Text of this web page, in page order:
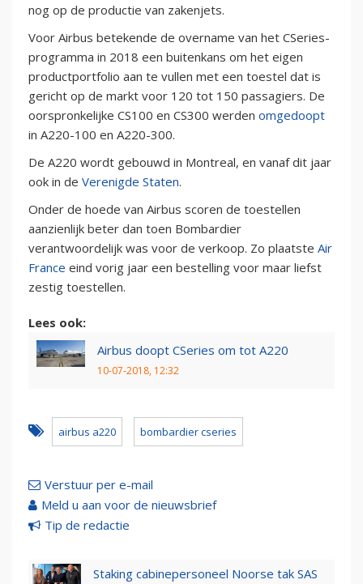
nog op de productie van zakenjets.
Voor Airbus betekende de overname van het CSeries-
programma in 2018 een buitenkans om het eigen
productportfolio aan te vullen met een toestel dat is
gericht op de markt voor 120 tot 150 passagiers. De
oorspronkelijke CS100 en CS300 werden omgedoopt
in A220-100 en A220-300.
De A220 wordt gebouwd in Montreal, en vanaf dit jaar
ook in de Verenigde Staten.
Onder de hoede van Airbus scoren de toestellen
aanzienlijk beter dan toen Bombardier
verantwoordelijk was voor de verkoop. Zo plaatste Air
France eind vorig jaar een bestelling voor maar liefst
zestig toestellen.
Lees ook:
Airbus doopt CSeries om tot A220
10-07-2018, 12:32
airbus a220 bombardier cseries
Verstuur per e-mail
Meld u aan voor de nieuwsbrief
Tip de redactie
Staking cabinepersoneel Noorse tak SAS